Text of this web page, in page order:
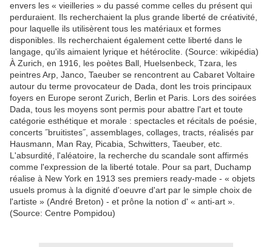
envers les « vieilleries » du passé comme celles du présent qui
perduraient. Ils recherchaient la plus grande liberté de créativité,
pour laquelle ils utilisèrent tous les matériaux et formes
disponibles. Ils recherchaient également cette liberté dans le
langage, qu'ils aimaient lyrique et hétéroclite. (Source: wikipédia)
À Zurich, en 1916, les poètes Ball, Huelsenbeck, Tzara, les
peintres Arp, Janco, Taeuber se rencontrent au Cabaret Voltaire
autour du terme provocateur de Dada, dont les trois principaux
foyers en Europe seront Zurich, Berlin et Paris. Lors des soirées
Dada, tous les moyens sont permis pour abattre l'art et toute
catégorie esthétique et morale : spectacles et récitals de poésie,
concerts ˝bruitistes˝, assemblages, collages, tracts, réalisés par
Hausmann, Man Ray, Picabia, Schwitters, Taeuber, etc.
L'absurdité, l'aléatoire, la recherche du scandale sont affirmés
comme l'expression de la liberté totale. Pour sa part, Duchamp
réalise à New York en 1913 ses premiers ready-made - « objets
usuels promus à la dignité d'oeuvre d'art par le simple choix de
l'artiste » (André Breton) - et prône la notion d' « anti-art ».
(Source: Centre Pompidou)